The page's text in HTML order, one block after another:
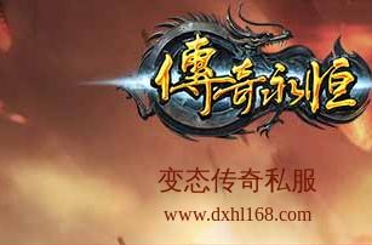
变态传奇私服
www.dxhl168.com